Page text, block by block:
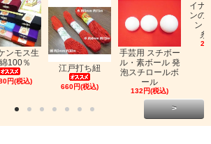
ンモス生
100％
円(税込)
江戸打ち紐
660円(税込)
手芸用 スチボー
ル・素ボール 発
泡スチロールボ
ール
132円(税込)
イナ
ンの
ン
糸
>